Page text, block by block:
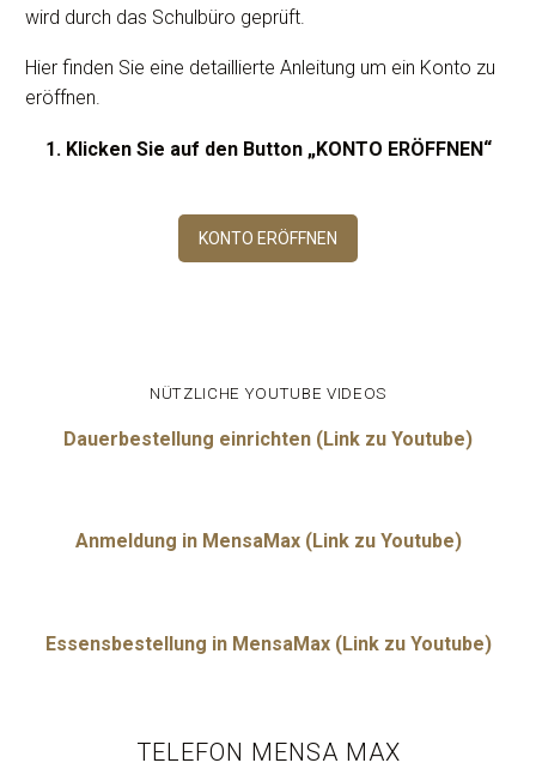
wird durch das Schulbüro geprüft.
Hier finden Sie eine detaillierte Anleitung um ein Konto zu
eröffnen.
1. Klicken Sie auf den Button „KONTO ERÖFFNEN“
KONTO ERÖFFNEN
NÜTZLICHE YOUTUBE VIDEOS
Dauerbestellung einrichten (Link zu Youtube)
Anmeldung in MensaMax (Link zu Youtube)
Essensbestellung in MensaMax (Link zu Youtube)
TELEFON MENSA MAX